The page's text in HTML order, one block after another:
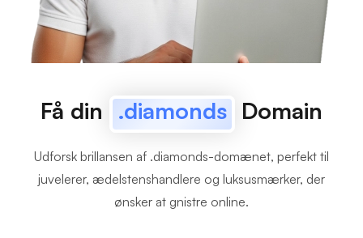
Få din .diamonds Domain
Udforsk brillansen af .diamonds-domænet, perfekt til
juvelerer, ædelstenshandlere og luksusmærker, der
ønsker at gnistre online.